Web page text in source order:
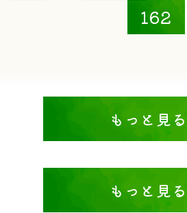
162
もっと見る
もっと見る